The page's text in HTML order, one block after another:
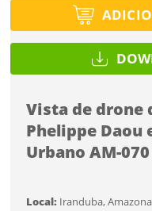
Vista de drone
Phelippe Daou
Urbano AM-
Local: Iranduba,
Formato
Tamanho
Tipo de projeto
Selecione
Você
Tamanho